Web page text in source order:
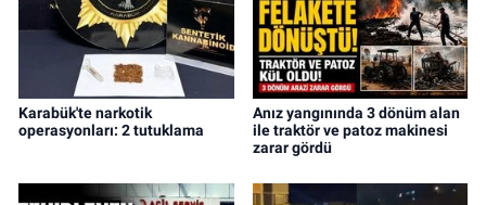
Karabük'te narkotik
operasyonları: 2 tutuklama
Anız yangınında 3 dönüm alan
ile traktör ve patoz makinesi
zarar gördü